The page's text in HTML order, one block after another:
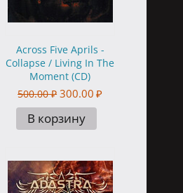
Across Five Aprils -
Collapse / Living In The
Moment (CD)
500.00 ₽ 300.00 ₽
В корзину